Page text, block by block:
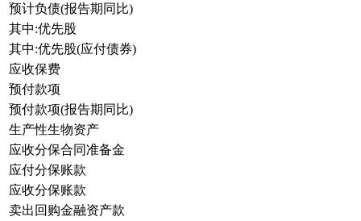
预计负债(报告期同比)
其中:优先股
其中:优先股(应付债券)
应收保费
预付款项
预付款项(报告期同比)
生产性生物资产
应收分保合同准备金
应付分保账款
应收分保账款
卖出回购金融资产款